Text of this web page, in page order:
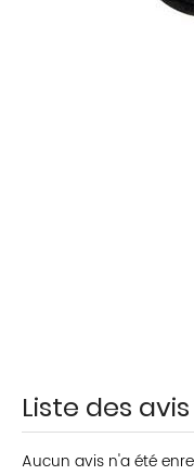
Liste des avis
Aucun avis n'a été